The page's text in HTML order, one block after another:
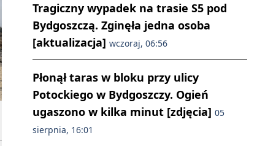
Tragiczny wypadek na trasie S5 pod
Bydgoszczą. Zginęła jedna osoba
[aktualizacja] wczoraj, 06:56
Płonął taras w bloku przy ulicy
Potockiego w Bydgoszczy. Ogień
ugaszono w kilka minut [zdjęcia] 05
sierpnia, 16:01